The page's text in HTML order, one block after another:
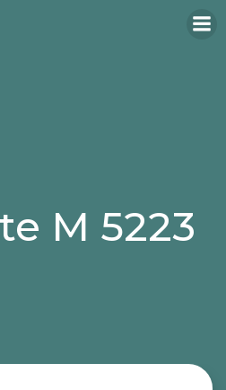
M 5223